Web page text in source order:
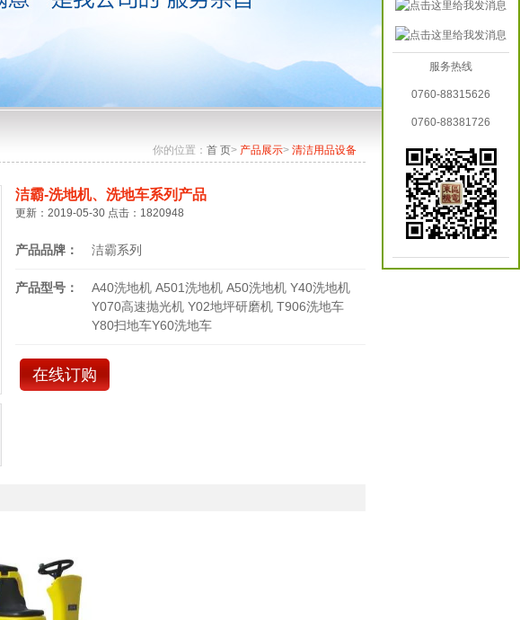
你的位置： 首 页> 产品展示> 清洁用品设备
洁霸-洗地机、洗地车系列产品
更新：2019-05-30 点击：1820948
产品品牌： 洁霸系列
产品型号：
A40洗地机 A501洗地机 A50洗地机 Y40洗地机
Y070高速抛光机 Y02地坪研磨机 T906洗地车
Y80扫地车Y60洗地车
在线订购
服务热线
0760-88315626
0760-88381726